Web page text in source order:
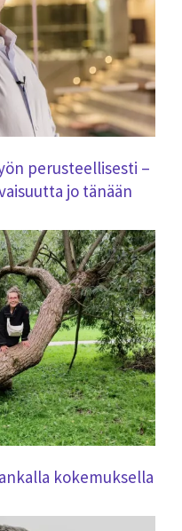
perusteellisesti –
jo tänään
kokemuksella